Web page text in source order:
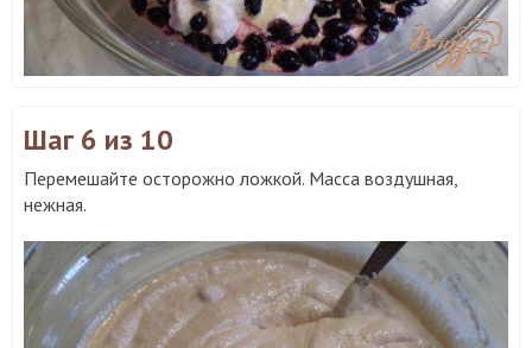
Шаг 6 из 10
Перемешайте осторожно ложкой. Масса воздушная,
нежная.